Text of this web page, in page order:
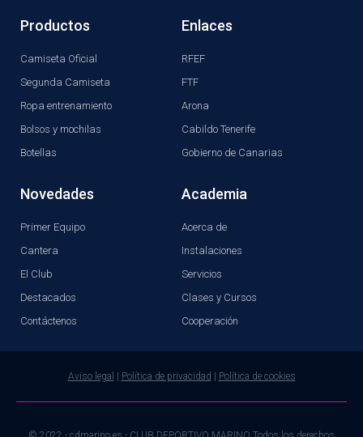
Productos
Camiseta Oficial
Segunda Camiseta
Ropa entrenamiento
Bolsos y mochilas
Botellas
Enlaces
RFEF
FTF
Arona
Cabildo Tenerife
Gobierno de Canarias
Novedades
Primer Equipo
Cantera
El Club
Destacados
Contáctenos
Academia
Acerca de
Instalaciones
Servicios
Clases y Cursos
Cooperación
Aviso legal Política de privacidad Política de cookies